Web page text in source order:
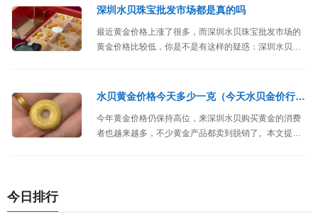
深圳水贝珠宝批发市场都是真的吗
最近黄金价格上涨了很多，而深圳水贝珠宝批发市场的
黄金价格比较低，你是不是有这样的疑惑：深圳水贝珠
水贝黄金价格今天多少一克（今天水贝金价行情）
今年黄金价格仍保持高位，来深圳水贝购买黄金的消费
者也越来越多，不少黄金产品都卖到脱销了。本文提供
今日排行